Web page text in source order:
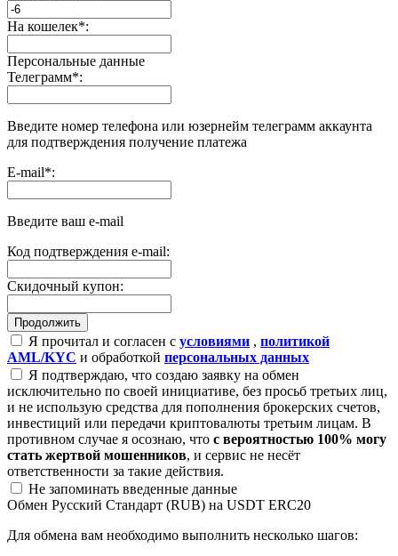
На кошелек*:
Персональные данные
Телеграмм*:
Введите номер телефона или юзернейм телеграмм аккаунта
для подтверждения получение платежа
E-mail*:
Введите ваш e-mail
Код подтверждения e-mail:
Скидочный купон:
Я прочитал и согласен с условиями , политикой
AML/KYC и обработкой персональных данных
Я подтверждаю, что создаю заявку на обмен
исключительно по своей инициативе, без просьб третьих лиц,
и не использую средства для пополнения брокерских счетов,
инвестиций или передачи криптовалюты третьим лицам. В
противном случае я осознаю, что с вероятностью 100% могу
стать жертвой мошенников, и сервис не несёт
ответственности за такие действия.
Не запоминать введенные данные
Обмен Русский Стандарт (RUB) на USDT ERC20
Для обмена вам необходимо выполнить несколько шагов: